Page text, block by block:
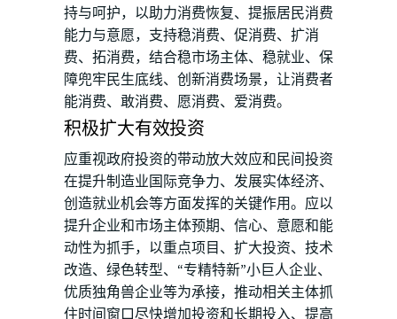
持与呵护，以助力消费恢复、提振居民消费
能力与意愿，支持稳消费、促消费、扩消
费、拓消费，结合稳市场主体、稳就业、保
障兜牢民生底线、创新消费场景，让消费者
能消费、敢消费、愿消费、爱消费。
积极扩大有效投资
应重视政府投资的带动放大效应和民间投资
在提升制造业国际竞争力、发展实体经济、
创造就业机会等方面发挥的关键作用。应以
提升企业和市场主体预期、信心、意愿和能
动性为抓手，以重点项目、扩大投资、技术
改造、绿色转型、“专精特新”小巨人企业、
优质独角兽企业等为承接，推动相关主体抓
住时间窗口尽快增加投资和长期投入、提高